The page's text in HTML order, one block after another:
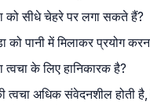
को सीधे चेहरे पर लगा सकते हैं?
को पानी में मिलाकर प्रयोग
त्वचा के लिए हानिकारक है?
त्वचा अधिक संवेदनशील होती